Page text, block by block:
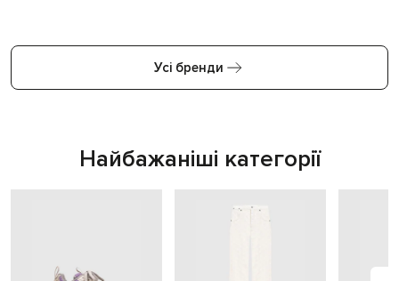
Усі бренди
Найбажаніші категорії